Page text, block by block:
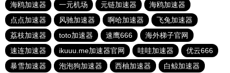
海鸥加速器
一元机场 元链加速器
海鸥加速器
点点加速器
风驰加速器 啊哈加速器
飞兔加速器
荔枝加速器
toto加速器 速鹰666
海外梯子官网
速连加速器
ikuuu.me加速器官网 哇哇加速器
优云666
暴雪加速器
泡泡狗加速器 西柚加速器 白鲸加速器